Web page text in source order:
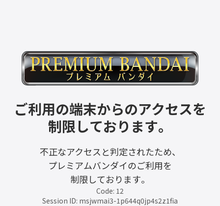
ご利用の端末からのアクセスを
制限しております。
不正なアクセスと判定されたため、
プレミアムバンダイのご利用を
制限しております。
Code: 12
Session ID: msjwmai3-1p644q0jp4s2z1fia